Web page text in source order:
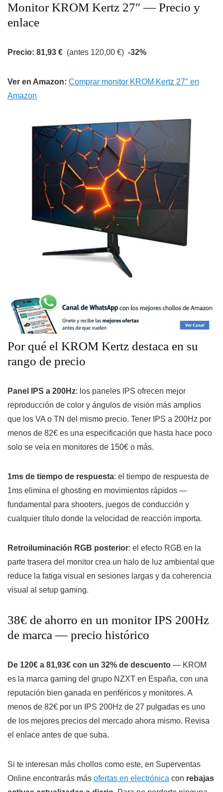
Monitor KROM Kertz 27″ — Precio y
enlace
Precio: 81,93 € (antes 120,00 €) -32%
Ver en Amazon: Comprar monitor KROM Kertz 27″ en
Amazon
Por qué el KROM Kertz destaca en su
rango de precio
Panel IPS a 200Hz: los paneles IPS ofrecen mejor
reproducción de color y ángulos de visión más amplios
que los VA o TN del mismo precio. Tener IPS a 200Hz por
menos de 82€ es una especificación que hasta hace poco
solo se veía en monitores de 150€ o más.
1ms de tiempo de respuesta: el tiempo de respuesta de
1ms elimina el ghosting en movimientos rápidos —
fundamental para shooters, juegos de conducción y
cualquier título donde la velocidad de reacción importa.
Retroiluminación RGB posterior: el efecto RGB en la
parte trasera del monitor crea un halo de luz ambiental que
reduce la fatiga visual en sesiones largas y da coherencia
visual al setup gaming.
38€ de ahorro en un monitor IPS 200Hz
de marca — precio histórico
De 120€ a 81,93€ con un 32% de descuento — KROM
es la marca gaming del grupo NZXT en España, con una
reputación bien ganada en periféricos y monitores. A
menos de 82€ por un IPS 200Hz de 27 pulgadas es uno
de los mejores precios del mercado ahora mismo. Revisa
el enlace antes de que suba.
Si te interesan más chollos como este, en Superventas
Online encontrarás más ofertas en electrónica con rebajas